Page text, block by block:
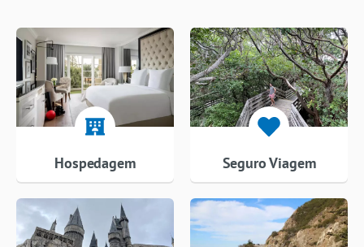
Hospedagem Seguro Viagem